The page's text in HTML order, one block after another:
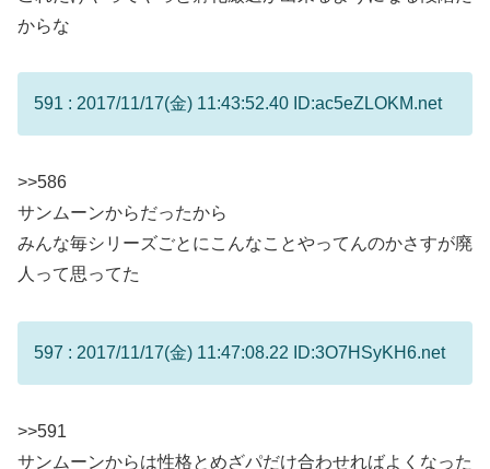
からな
591 : 2017/11/17(金) 11:43:52.40 ID:ac5eZLOKM.net
>>586
サンムーンからだったから
みんな毎シリーズごとにこんなことやってんのかさすが廃
人って思ってた
597 : 2017/11/17(金) 11:47:08.22 ID:3O7HSyKH6.net
>>591
サンムーンからは性格とめざパだけ合わせればよくなった